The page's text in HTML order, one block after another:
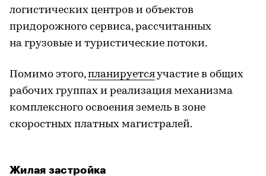
логистических центров и объектов
придорожного сервиса, рассчитанных
на грузовые и туристические потоки.
Помимо этого,планируетсяучастие в общих
рабочих группах и реализация механизма
комплексного освоения земель в зоне
скоростных платных магистралей.
Жилая застройка